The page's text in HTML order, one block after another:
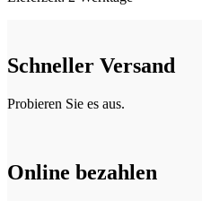
Schneller Versand
Probieren Sie es aus.
Online bezahlen